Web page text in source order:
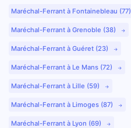
Maréchal-Ferrant à Fontainebleau (77)
Maréchal-Ferrant à Grenoble (38)
Maréchal-Ferrant à Guéret (23)
Maréchal-Ferrant à Le Mans (72)
Maréchal-Ferrant à Lille (59)
Maréchal-Ferrant à Limoges (87)
Maréchal-Ferrant à Lyon (69)